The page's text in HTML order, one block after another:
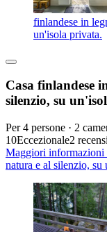
finlandese in
un'isola privata.
Casa finlandese
silenzio, su
Per 4 persone · 2
10Eccezionale2
Maggiori informazioni
natura e al silenzio, su